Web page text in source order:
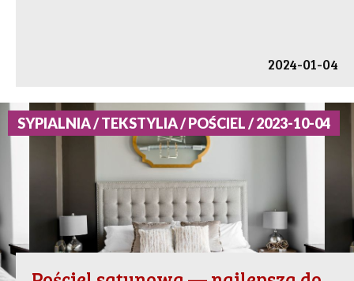
2024-01-04
SYPIALNIA / TEKSTYLIA / POŚCIEL / 2023-10-04